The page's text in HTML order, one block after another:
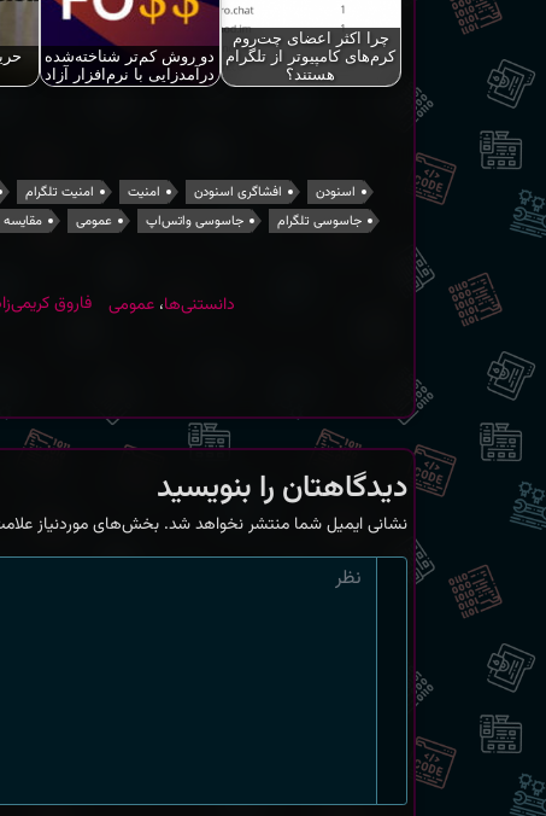
چرا اکثر اعضای چت‌روم
کرم‌های کامپیوتر از تلگرام
هستند؟
دو روش کم‌تر شناخته‌شده
درآمدزایی با نرم‌افزار آزاد
اسنودن افشاگری اسنودن امنیت امنیت تلگرام
جاسوسی تلگرام
جاسوسی واتس‌اپ عمومی
دانستنی‌ها، عمومی فاروق
دیدگاهتان را بنویسید
نشانی ایمیل شما منتشر نخواهد شد. بخش‌های موردنیاز